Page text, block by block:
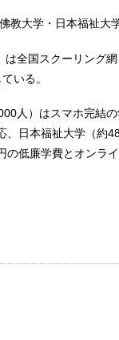
教大学・日本福祉大
全国スクーリング
いる。
人）はスマホ完結
日本福祉大学（約
低廉学費とオンラ